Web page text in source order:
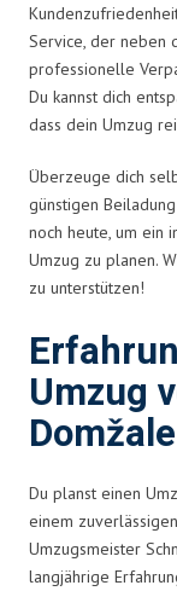
Service, der neben
professionelle
Du kannst dich
dass dein Umzug
Überzeuge dich
günstigen
noch heute, um ein
Umzug zu planen.
zu unterstützen!
Umzug
Domžale
Du planst einen
einem
Umzugsmeister
langjährige